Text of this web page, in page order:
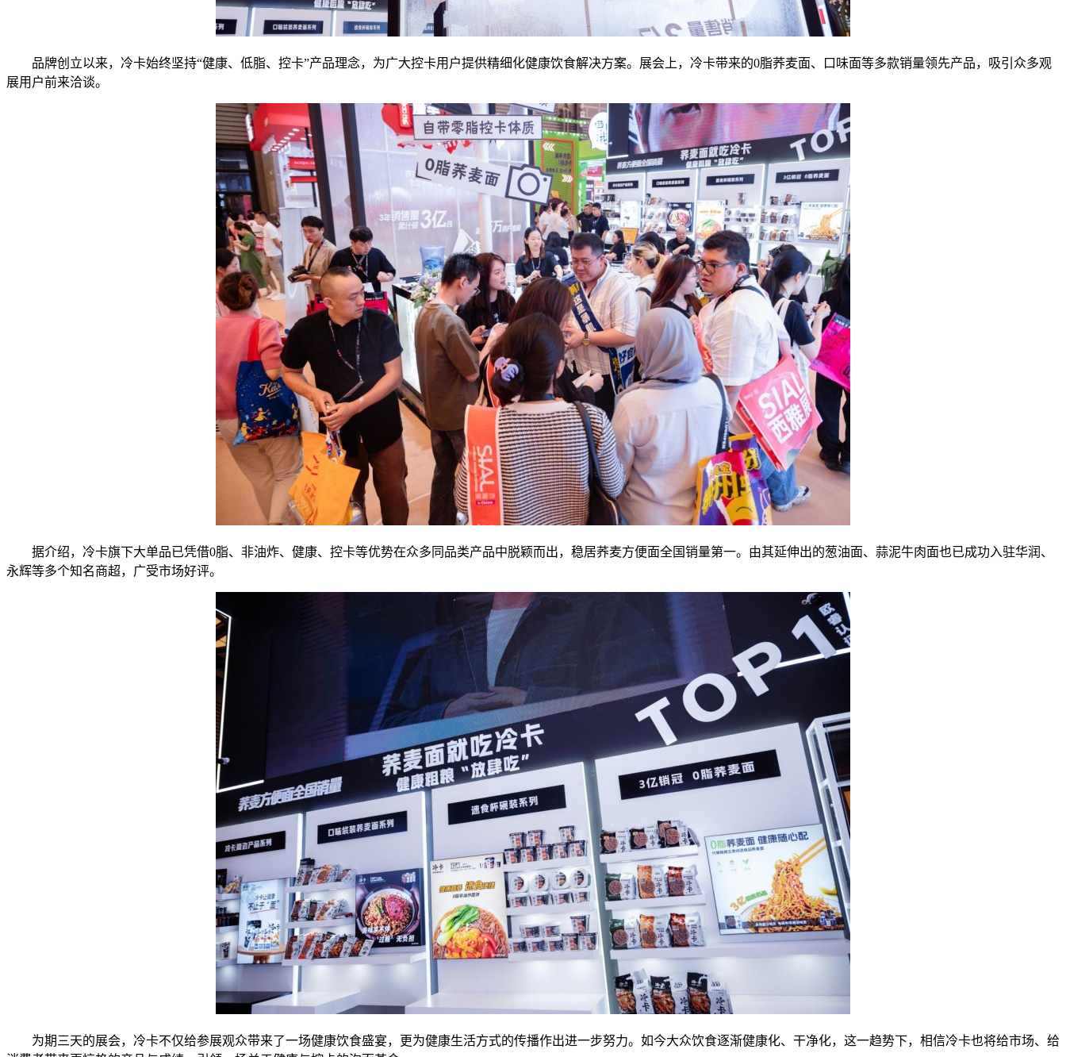
品牌创立以来，冷卡始终坚持“健康、低脂、控卡”产品理念，为广大控卡用户提供精细化健康饮食解决方案。展会上，冷卡带来的0脂荞麦面、口味面等多款销量领先产品，吸引众多观
展用户前来洽谈。
据介绍，冷卡旗下大单品已凭借0脂、非油炸、健康、控卡等优势在众多同品类产品中脱颖而出，稳居荞麦方便面全国销量第一。由其延伸出的葱油面、蒜泥牛肉面也已成功入驻华润、
永辉等多个知名商超，广受市场好评。
为期三天的展会，冷卡不仅给参展观众带来了一场健康饮食盛宴，更为健康生活方式的传播作出进一步努力。如今大众饮食逐渐健康化、干净化，这一趋势下，相信冷卡也将给市场、给